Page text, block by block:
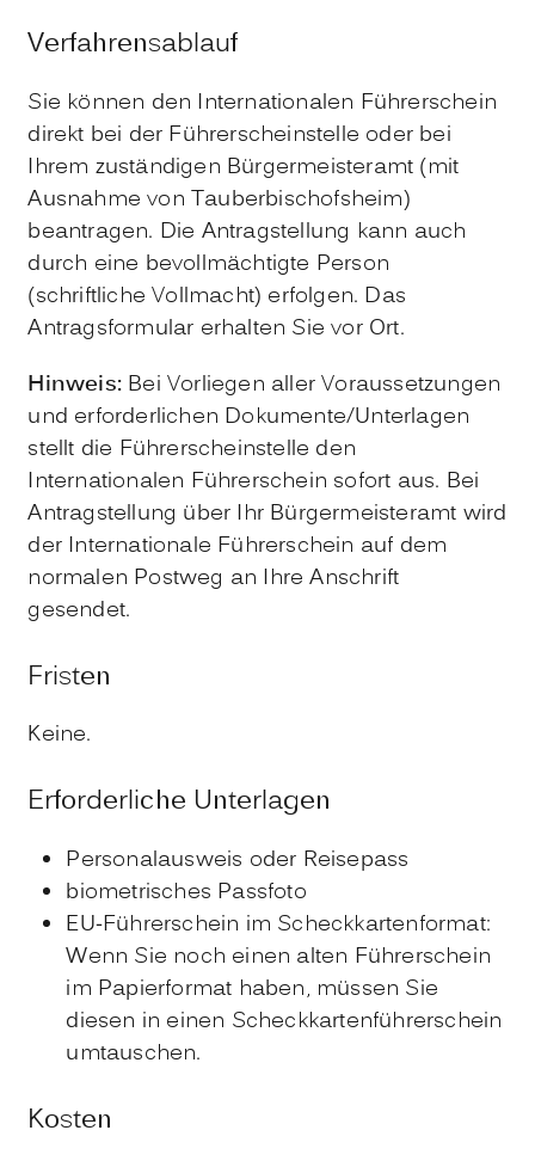
Verfahrensablauf
Sie können den Internationalen Führerschein
direkt bei der Führerscheinstelle oder bei
Ihrem zuständigen Bürgermeisteramt (mit
Ausnahme von Tauberbischofsheim)
beantragen. Die Antragstellung kann auch
durch eine bevollmächtigte Person
(schriftliche Vollmacht) erfolgen. Das
Antragsformular erhalten Sie vor Ort.
Hinweis: Bei Vorliegen aller Voraussetzungen
und erforderlichen Dokumente/Unterlagen
stellt die Führerscheinstelle den
Internationalen Führerschein sofort aus. Bei
Antragstellung über Ihr Bürgermeisteramt wird
der Internationale Führerschein auf dem
normalen Postweg an Ihre Anschrift
gesendet.
Fristen
Keine.
Erforderliche Unterlagen
Personalausweis oder Reisepass
biometrisches Passfoto
EU-Führerschein im Scheckkartenformat:
Wenn Sie noch einen alten Führerschein
im Papierformat haben, müssen Sie
diesen in einen Scheckkartenführerschein
umtauschen.
Kosten